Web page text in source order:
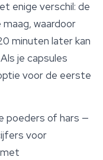
enige verschil: de
waardoor
minuten later kan
je capsules
voor de eerste
poeders of hars —
voor